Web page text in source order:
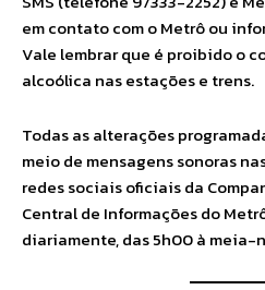
em contato com o Metrô ou
Vale lembrar que é proibido o
alcoólica nas estações e trens.
Todas as alterações
meio de mensagens sonoras
redes sociais oficiais da
Central de Informações do
diariamente, das 5h00 à meia-